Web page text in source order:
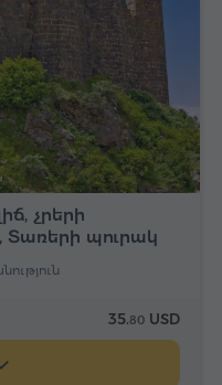
չրերի
պուրակ
35.80 USD